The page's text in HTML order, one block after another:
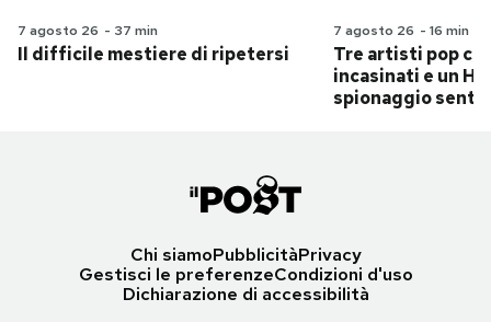
7 agosto 26 - 37 min
Il difficile mestiere di ripetersi
7 agosto 26 - 16 min
Tre artisti pop
incasinati e un
spionaggio
Chi siamoPubblicitàPrivacy
Gestisci le preferenzeCondizioni d'uso
Dichiarazione di accessibilità